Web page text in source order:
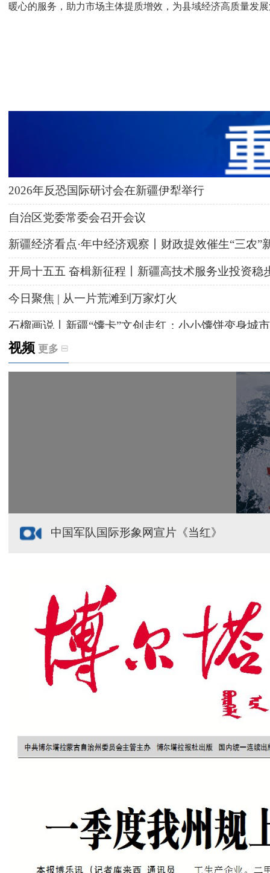
暖心的服务，助力市场主体提质增效，为县域经济高质量发
2026年反恐国际研讨会在新疆伊犁举行
自治区党委常委会召开会议
新疆经济看点·年中经济观察丨财政提效催生“三农”
开局十五五 奋楫新征程丨新疆高技术服务业投资稳
今日聚焦 | 从一片荒滩到万家灯火
石榴画说丨新疆“馕卡”文创走红：小小馕饼变身城
天山观察丨暑期AI研学热，孩子们究竟学到什么
视频 更多
中国军队国际形象网宣片《当红》